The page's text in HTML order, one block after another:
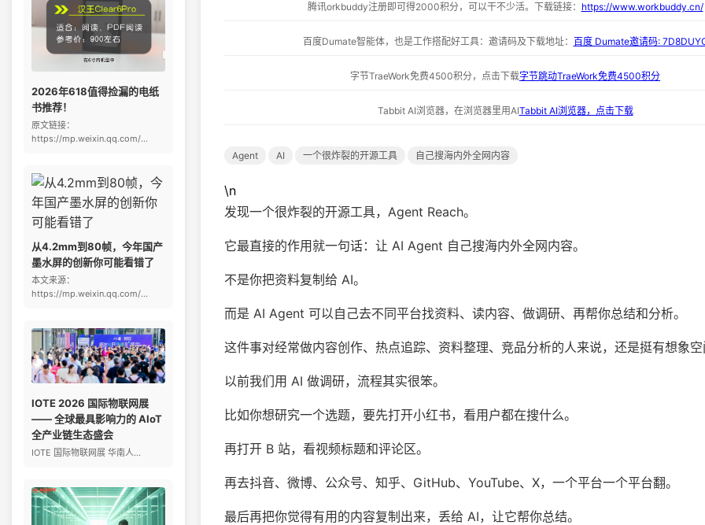
2026年618值得捡漏的电纸
书推荐！
原文链接：
https://mp.weixin.qq.com/...
从4.2mm到80帧，今年国产
墨水屏的创新你可能看错了
本文来源：
https://mp.weixin.qq.com/...
IOTE 2026 国际物联网展
—— 全球最具影响力的 AIoT
全产业链生态盛会
IOTE 国际物联网展 华南人...
腾讯orkbuddy注册即可得2000积分，可以干不少活。下载链接： https://www.workbuddy.cn/
百度Dumate智能体，也是工作搭配好工具：邀请码及下载地址： 百度 Dumate邀请码:
字节TraeWork免费4500积分，点击下载字节跳动TraeWork免费4500积分
Tabbit AI浏览器，在浏览器里用AITabbit AI浏览器，点击下载
Agent AI 一个很炸裂的开源工具 自己搜海内外全网内容
\n
发现一个很炸裂的开源工具，Agent Reach。
它最直接的作用就一句话：让 AI Agent 自己搜海内外全网内容。
不是你把资料复制给 AI。
而是 AI Agent 可以自己去不同平台找资料、读内容、做调研、再帮你总结和分析。
这件事对经常做内容创作、热点追踪、资料整理、竞品分析的人来说，还是挺有想象
以前我们用 AI 做调研，流程其实很笨。
比如你想研究一个选题，要先打开小红书，看用户都在搜什么。
再打开 B 站，看视频标题和评论区。
再去抖音、微博、公众号、知乎、GitHub、YouTube、X，一个平台一个平台翻。
最后再把你觉得有用的内容复制出来，丢给 AI，让它帮你总结。